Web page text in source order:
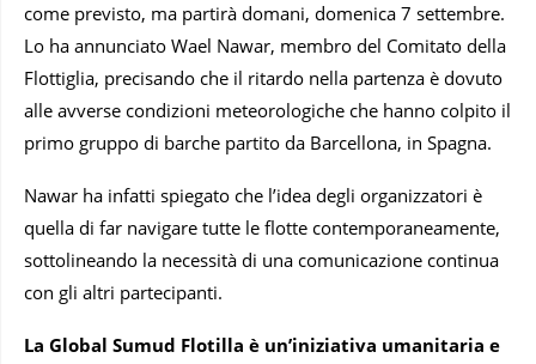
come previsto, ma partirà domani, domenica 7 settembre.
Lo ha annunciato Wael Nawar, membro del Comitato della
Flottiglia, precisando che il ritardo nella partenza è dovuto
alle avverse condizioni meteorologiche che hanno colpito il
primo gruppo di barche partito da Barcellona, in Spagna.
Nawar ha infatti spiegato che l’idea degli organizzatori è
quella di far navigare tutte le flotte contemporaneamente,
sottolineando la necessità di una comunicazione continua
con gli altri partecipanti.
La Global Sumud Flotilla è un’iniziativa umanitaria e